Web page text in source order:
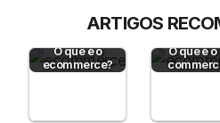
ARTIGOS
O que é o
ecommerce?
O que é o